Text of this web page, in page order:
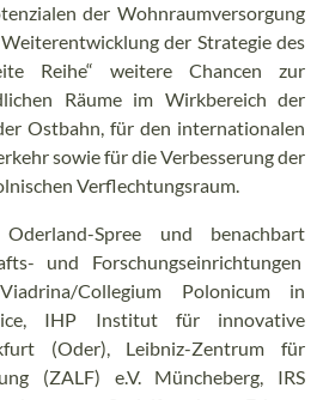
der Wohnraumversorgung
der Strategie des
Reihe“ weitere Chancen zur
Räume im Wirkbereich der
Ostbahn, für den internationalen
sowie für die Verbesserung der
Verflechtungsraum.
Spree und benachbart
und Forschungseinrichtungen
Collegium Polonicum in
IHP Institut für innovative
(Oder), Leibniz-Zentrum für
(ZALF) e.V. Müncheberg, IRS